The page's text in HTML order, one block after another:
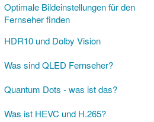
Optimale Bildeinstellungen für den
Fernseher finden
HDR10 und Dolby Vision
Was sind QLED Fernseher?
Quantum Dots - was ist das?
Was ist HEVC und H.265?